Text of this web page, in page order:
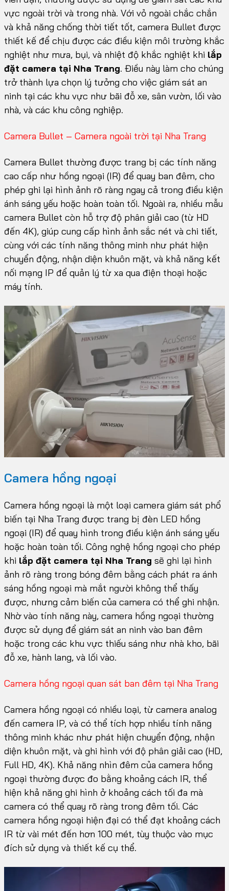
vực ngoài trời và trong nhà. Với vỏ ngoài chắc chắn
và khả năng chống thời tiết tốt, camera Bullet được
thiết kế để chịu được các điều kiện môi trường khắc
nghiệt như mưa, bụi, và nhiệt độ khắc nghiệt khi lắp
đặt camera tại Nha Trang. Điều này làm cho chúng
trở thành lựa chọn lý tưởng cho việc giám sát an
ninh tại các khu vực như bãi đỗ xe, sân vườn, lối vào
nhà, và các khu công nghiệp.
Camera Bullet – Camera ngoài trời tại Nha Trang
Camera Bullet thường được trang bị các tính năng
cao cấp như hồng ngoại (IR) để quay ban đêm, cho
phép ghi lại hình ảnh rõ ràng ngay cả trong điều kiện
ánh sáng yếu hoặc hoàn toàn tối. Ngoài ra, nhiều mẫu
camera Bullet còn hỗ trợ độ phân giải cao (từ HD
đến 4K), giúp cung cấp hình ảnh sắc nét và chi tiết,
cùng với các tính năng thông minh như phát hiện
chuyển động, nhận diện khuôn mặt, và khả năng kết
nối mạng IP để quản lý từ xa qua điện thoại hoặc
máy tính.
Camera hồng ngoại
Camera hồng ngoại là một loại camera giám sát phổ
biến tại Nha Trang được trang bị đèn LED hồng
ngoại (IR) để quay hình trong điều kiện ánh sáng yếu
hoặc hoàn toàn tối. Công nghệ hồng ngoại cho phép
khi lắp đặt camera tại Nha Trang sẽ ghi lại hình
ảnh rõ ràng trong bóng đêm bằng cách phát ra ánh
sáng hồng ngoại mà mắt người không thể thấy
được, nhưng cảm biến của camera có thể ghi nhận.
Nhờ vào tính năng này, camera hồng ngoại thường
được sử dụng để giám sát an ninh vào ban đêm
hoặc trong các khu vực thiếu sáng như nhà kho, bãi
đỗ xe, hành lang, và lối vào.
Camera hồng ngoại quan sát ban đêm tại Nha Trang
Camera hồng ngoại có nhiều loại, từ camera analog
đến camera IP, và có thể tích hợp nhiều tính năng
thông minh khác như phát hiện chuyển động, nhận
diện khuôn mặt, và ghi hình với độ phân giải cao (HD,
Full HD, 4K). Khả năng nhìn đêm của camera hồng
ngoại thường được đo bằng khoảng cách IR, thể
hiện khả năng ghi hình ở khoảng cách tối đa mà
camera có thể quay rõ ràng trong đêm tối. Các
camera hồng ngoại hiện đại có thể đạt khoảng cách
IR từ vài mét đến hơn 100 mét, tùy thuộc vào mục
đích sử dụng và thiết kế cụ thể.